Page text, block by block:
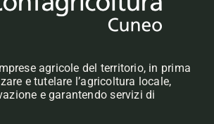
agricole del territorio, in prima
e tutelare l’agricoltura locale,
e garantendo servizi di